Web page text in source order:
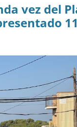
vez del